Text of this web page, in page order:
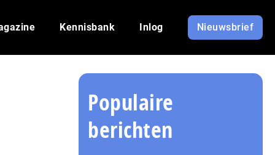
Kennisbank Inlog Nieuwsbrief
Populaire
berichten